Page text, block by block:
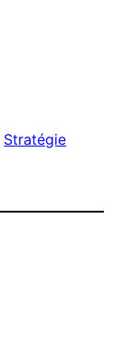
Stratégie